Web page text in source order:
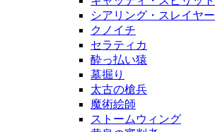
シアリング・スレイヤー
クノイチ
セラティカ
酔っ払い猿
墓掘り
太古の槍兵
魔術絵師
ストームウィング